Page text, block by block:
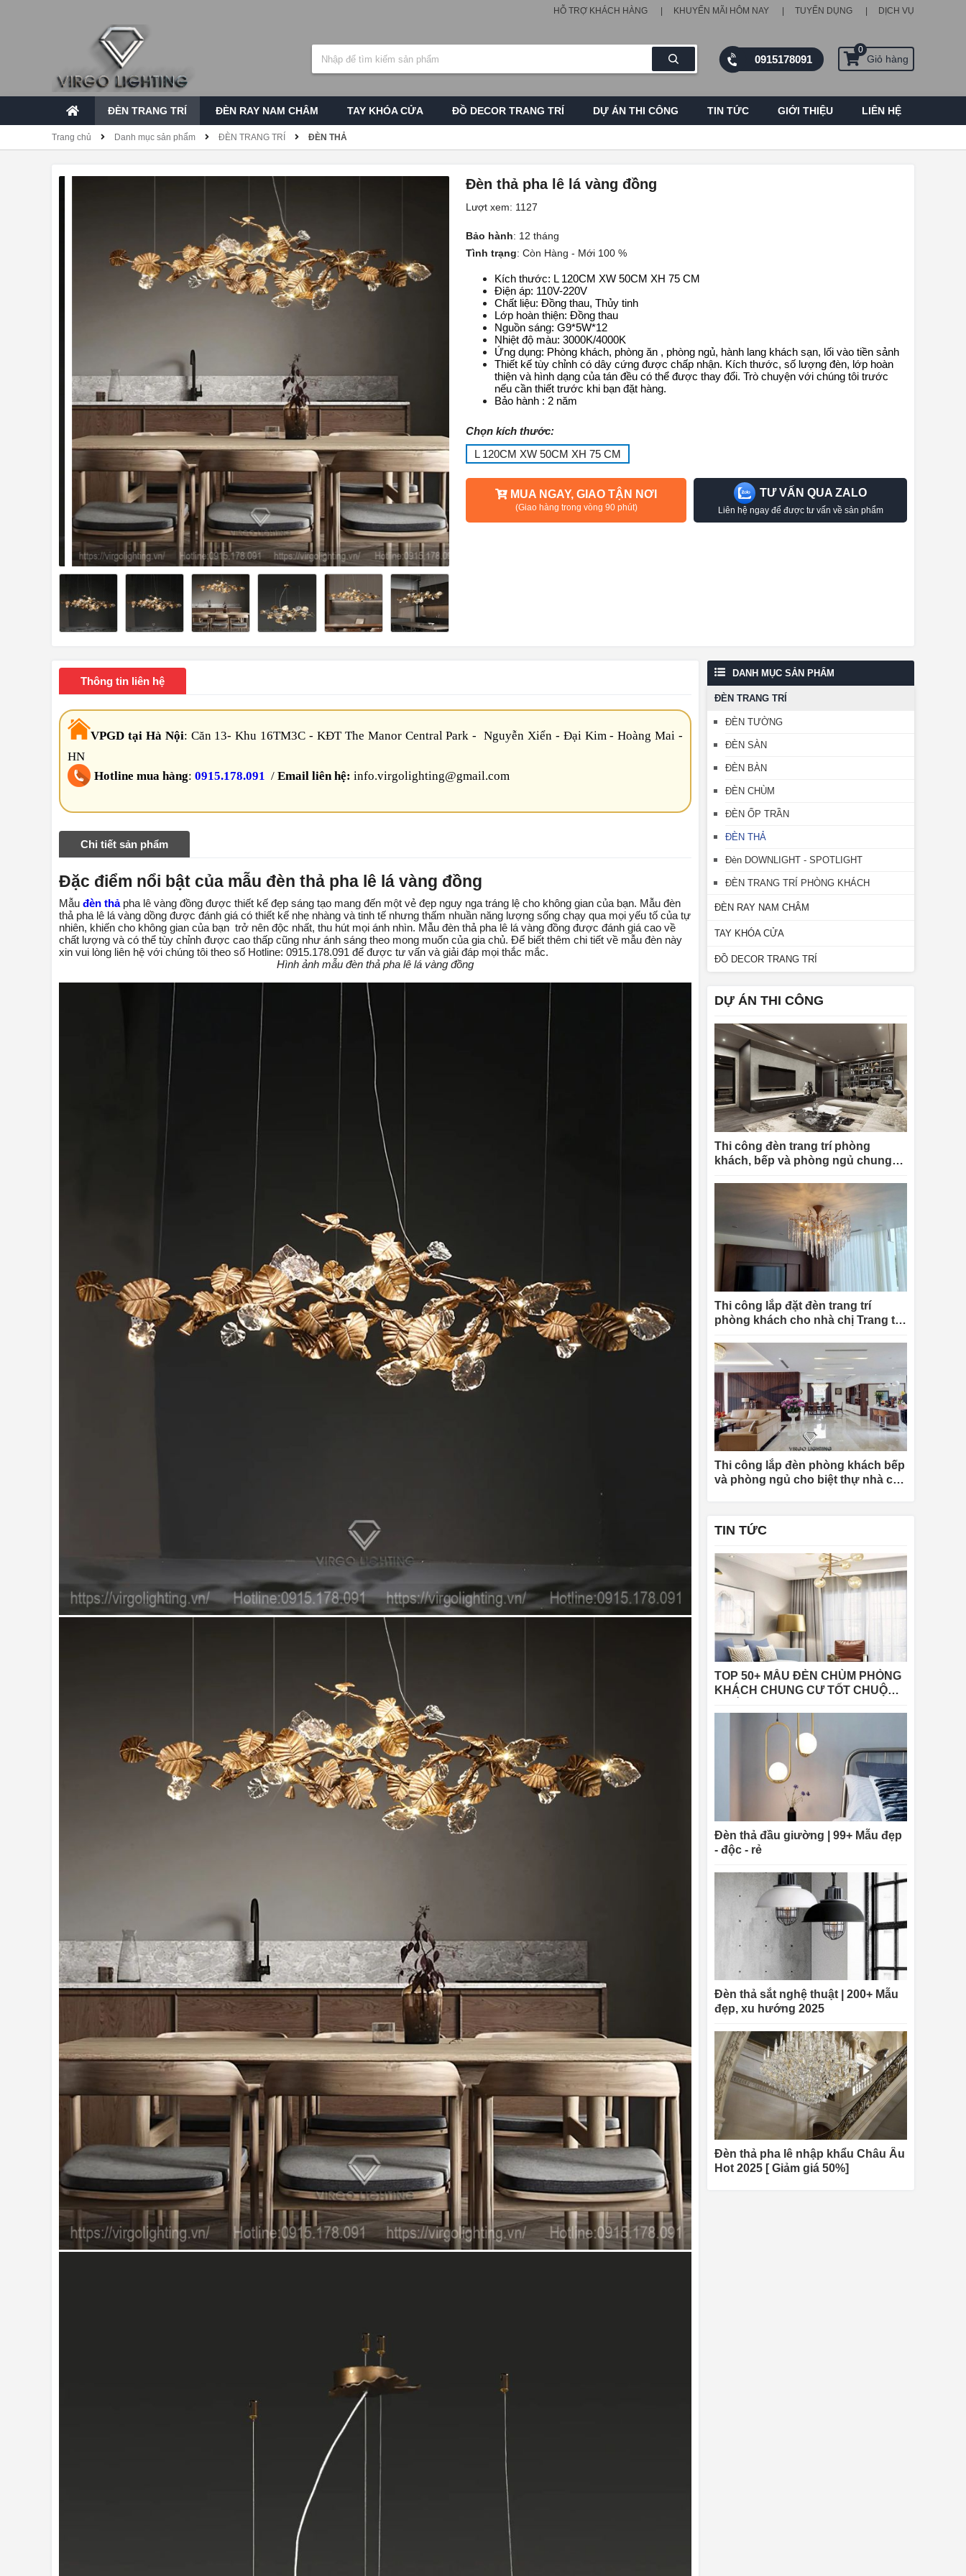
HỖ TRỢ KHÁCH HÀNG KHUYẾN MÃI HÔM NAY TUYỂN DỤNG DỊCH VỤ
0915178091
0
Giỏ hàng
ĐÈN TRANG TRÍ ĐÈN RAY NAM CHÂM TAY KHÓA CỬA ĐỒ DECOR TRANG TRÍ DỰ ÁN THI CÔNG TIN TỨC GIỚI THIỆU LIÊN HỆ
Trang chủ Danh mục sản phẩm ĐÈN TRANG TRÍ ĐÈN THẢ
Đèn thả pha lê lá vàng đồng
Lượt xem: 1127
Bảo hành: 12 tháng
Tình trạng: Còn Hàng - Mới 100 %
Kích thước: L 120CM XW 50CM XH 75 CM
Điện áp: 110V-220V
Chất liệu: Đồng thau, Thủy tinh
Lớp hoàn thiện: Đồng thau
Nguồn sáng: G9*5W*12
Nhiệt độ màu: 3000K/4000K
Ứng dụng: Phòng khách, phòng ăn , phòng ngủ, hành lang khách sạn, lối vào tiền sảnh
Thiết kế tùy chỉnh có dây cứng được chấp nhận. Kích thước, số lượng đèn, lớp hoàn
thiện và hình dạng của tán đều có thể được thay đổi.Trò chuyện với chúng tôi trước
nếu cần thiết trước khi bạn đặt hàng.
Bảo hành : 2 năm
Chọn kích thước:
L 120CM XW 50CM XH 75 CM
MUA NGAY, GIAO TẬN NƠI
(Giao hàng trong vòng 90 phút)
TƯ VẤN QUA ZALO
Liên hệ ngay để được tư vấn về sản phẩm
Thông tin liên hệ
VPGD tại Hà Nội: Căn 13- Khu 16TM3C - KĐT The Manor Central Park - Nguyễn Xiển - Đại Kim - Hoàng Mai -
HN
Hotline mua hàng: 0915.178.091 / Email liên hệ: info.virgolighting@gmail.com
Chi tiết sản phẩm
Đặc điểm nổi bật của mẫu đèn thả pha lê lá vàng đồng
Mẫu đèn thảpha lê vàng đồng được thiết kế đẹp sáng tạo mang đến một vẻ đẹp nguy nga tráng lệ cho không gian của bạn. Mẫu đèn
thả pha lê lá vàng dồng được đánh giá có thiết kế nhẹ nhàng và tinh tế nhưng thấm nhuần năng lượng sống chạy qua mọi yếu tố của tự
nhiên, khiến cho không gian của bạn trở nên độc nhất, thu hút mọi ánh nhìn. Mẫu đèn thả pha lê lá vàng đồng được đánh giá cao về
chất lượng và có thể tùy chỉnh được cao thấp cũng như ánh sáng theo mong muốn của gia chủ. Để biết thêm chi tiết về mẫu đèn này
xin vui lòng liên hệ với chúng tôi theo số Hotline: 0915.178.091 để được tư vấn và giải đáp mọi thắc mắc.
Hình ảnh mẫu đèn thả pha lê lá vàng đồng
DANH MỤC SẢN PHẨM
ĐÈN TRANG TRÍ
ĐÈN TƯỜNG
ĐÈN SÀN
ĐÈN BÀN
ĐÈN CHÙM
ĐÈN ỐP TRẦN
ĐÈN THẢ
Đèn DOWNLIGHT - SPOTLIGHT
ĐÈN TRANG TRÍ PHÒNG KHÁCH
ĐÈN RAY NAM CHÂM
TAY KHÓA CỬA
ĐỒ DECOR TRANG TRÍ
DỰ ÁN THI CÔNG
Thi công đèn trang trí phòng
khách, bếp và phòng ngủ chung
Thi công lắp đặt đèn trang trí
phòng khách cho nhà chị Trang tại
Thi công lắp đèn phòng khách bếp
và phòng ngủ cho biệt thự nhà chị
TIN TỨC
TOP 50+ MẪU ĐÈN CHÙM PHÒNG
KHÁCH CHUNG CƯ TỐT CHUỘNG
Đèn thả đầu giường | 99+ Mẫu đẹp
- độc - rẻ
Đèn thả sắt nghệ thuật | 200+ Mẫu
đẹp, xu hướng 2025
Đèn thả pha lê nhập khẩu Châu Âu
Hot 2025 [ Giảm giá 50%]